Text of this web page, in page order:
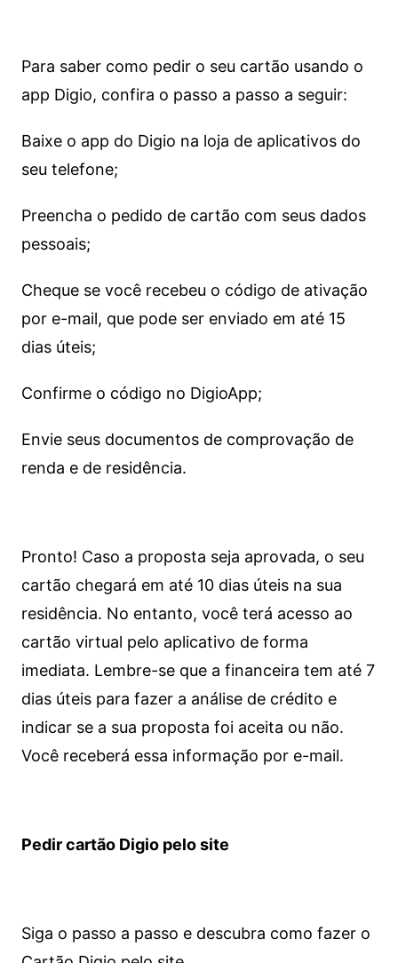
Para saber como pedir o seu cartão usando o
app Digio, confira o passo a passo a seguir:
Baixe o app do Digio na loja de aplicativos do
seu telefone;
Preencha o pedido de cartão com seus dados
pessoais;
Cheque se você recebeu o código de ativação
por e-mail, que pode ser enviado em até 15
dias úteis;
Confirme o código no DigioApp;
Envie seus documentos de comprovação de
renda e de residência.
Pronto! Caso a proposta seja aprovada, o seu
cartão chegará em até 10 dias úteis na sua
residência. No entanto, você terá acesso ao
cartão virtual pelo aplicativo de forma
imediata. Lembre-se que a financeira tem até 7
dias úteis para fazer a análise de crédito e
indicar se a sua proposta foi aceita ou não.
Você receberá essa informação por e-mail.
Pedir cartão Digio pelo site
Siga o passo a passo e descubra como fazer o